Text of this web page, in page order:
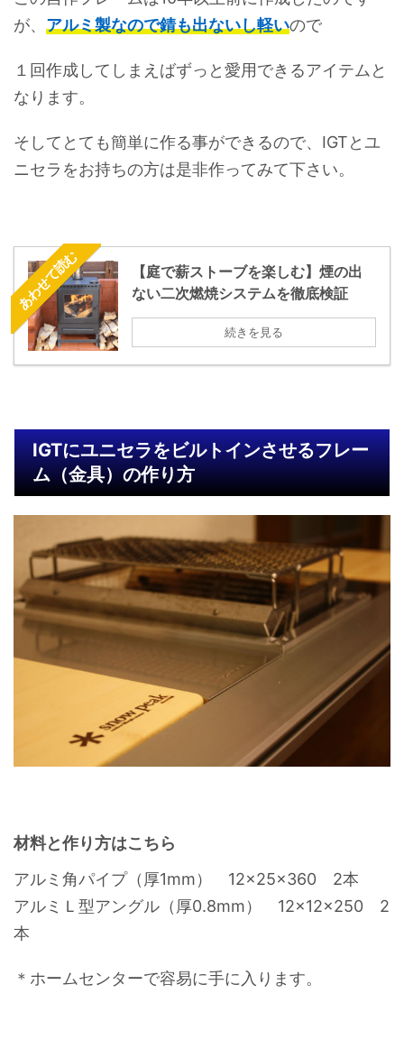
が、 アルミ製なので錆も出ないし軽いので
１回作成してしまえばずっと愛用できるアイテムと
なります。
そしてとても簡単に作る事ができるので、IGTとユ
ニセラをお持ちの方は是非作ってみて下さい。
あわせて読む
【庭で薪ストーブを楽しむ】煙の出
ない二次燃焼システムを徹底検証
続きを見る
IGTにユニセラをビルトインさせるフレー
ム（金具）の作り方
材料と作り方はこちら
アルミ角パイプ（厚1mm） 12×25×360 2本
アルミＬ型アングル（厚0.8mm） 12×12×250 2
本
＊ホームセンターで容易に手に入ります。